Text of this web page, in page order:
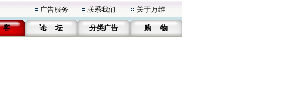
广告服务 联系我们 关于万维
论 坛 分类广告 购 物